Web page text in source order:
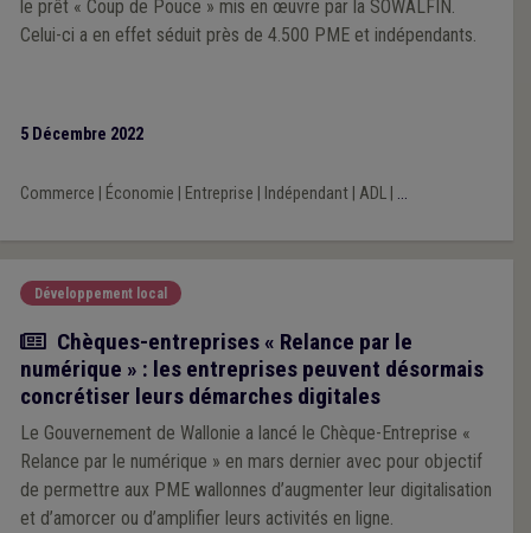
le prêt « Coup de Pouce » mis en œuvre par la SOWALFIN.
Celui-ci a en effet séduit près de 4.500 PME et indépendants.
5 Décembre 2022
Commerce Économie Entreprise Indépendant| ADL| ...
Développement local
Actualité
Chèques-entreprises « Relance par le
numérique » : les entreprises peuvent désormais
concrétiser leurs démarches digitales
Le Gouvernement de Wallonie a lancé le Chèque-Entreprise «
Relance par le numérique » en mars dernier avec pour objectif
de permettre aux PME wallonnes d’augmenter leur digitalisation
et d’amorcer ou d’amplifier leurs activités en ligne.